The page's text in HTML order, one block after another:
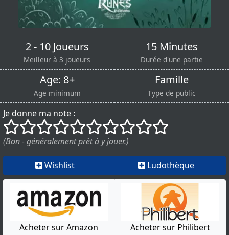
2 - 10 Joueurs
Meilleur à 3 joueurs
15 Minutes
Durée d'une partie
Age: 8+
Age minimum
Famille
Type de public
Je donne ma note :
()
() () () () () () () ()
()
(Bon - généralement prêt à y jouer.)
Wishlist Ludothèque
Acheter sur Amazon Acheter sur Philibert